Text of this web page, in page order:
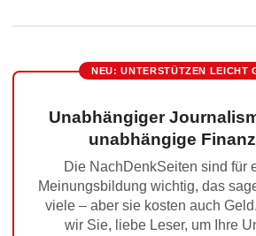
NEU: UNTERSTÜTZEN LEICHT
Unabhängiger
unabhängige
Die NachDenkSeiten sind für
Meinungsbildung wichtig, das
viele – aber sie kosten auch
wir Sie, liebe Leser, um Ihre